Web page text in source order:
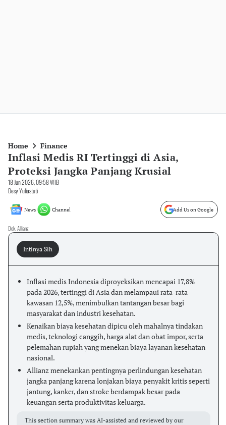
Home Finance
Inflasi Medis RI Tertinggi di Asia,
Proteksi Jangka Panjang Krusial
18 Jun 2026, 09:58 WIB
Desy Yuliastuti
News Channel Add Us on Google
Dok. Allianz
Intinya Sih
Inflasi medis Indonesia diproyeksikan mencapai 17,8%
pada 2026, tertinggi di Asia dan melampaui rata-rata
kawasan 12,5%, menimbulkan tantangan besar bagi
masyarakat dan industri kesehatan.
Kenaikan biaya kesehatan dipicu oleh mahalnya tindakan
medis, teknologi canggih, harga alat dan obat impor, serta
pelemahan rupiah yang menekan biaya layanan kesehatan
nasional.
Allianz menekankan pentingnya perlindungan kesehatan
jangka panjang karena lonjakan biaya penyakit kritis seperti
jantung, kanker, dan stroke berdampak besar pada
keuangan serta produktivitas keluarga.
This section summary was AI-assisted and reviewed by our